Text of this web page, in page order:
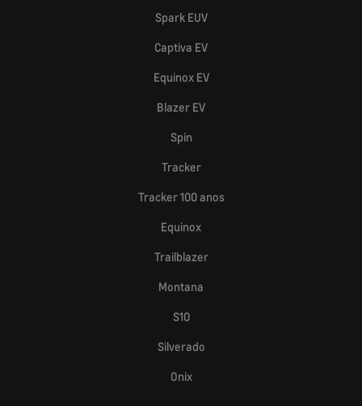
Spark EUV
Captiva EV
Equinox EV
Blazer EV
Spin
Tracker
Tracker 100 anos
Equinox
Trailblazer
Montana
S10
Silverado
Onix